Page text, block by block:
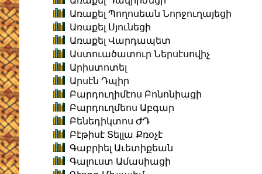
Առաքել Պողոսեան Նորջուղայեցի
Առաքել Սյունեցի
Առաքել Վարդապետ
Աստուածատուր Ներսէսովիչ
Արիստոտել
Արսէն Դպիր
Բարդուղիմէոս Բոնոնիացի
Բարդուղմեոս Աբգար
Բենեդիկտոս ԺԴ
Բէթիսէ Տելլա Քռօչէ
Գաբրիել Աւետիքեան
Գալուստ Ամասիացի